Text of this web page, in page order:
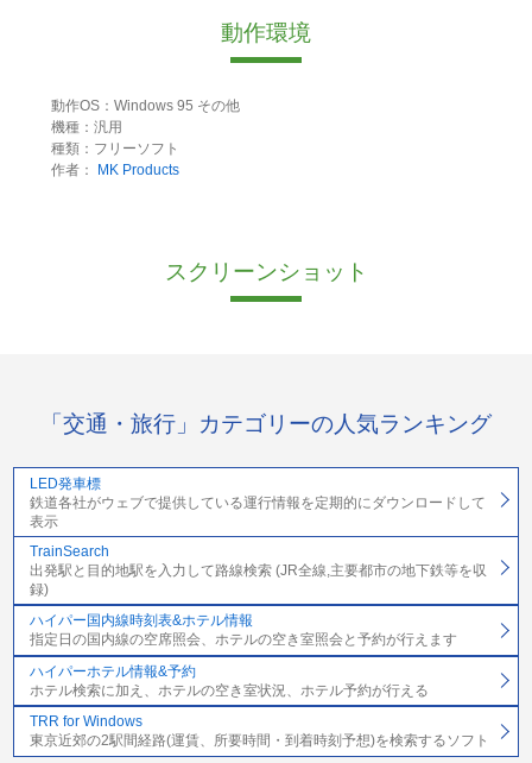
動作環境
動作OS：Windows 95 その他
機種：汎用
種類：フリーソフト
作者：
MK Products
スクリーンショット
「交通・旅行」カテゴリーの人気ランキング
LED発車標
鉄道各社がウェブで提供している運行情報を定期的にダウンロードして
表示
TrainSearch
出発駅と目的地駅を入力して路線検索 (JR全線,主要都市の地下鉄等を収
録)
ハイパー国内線時刻表&ホテル情報
指定日の国内線の空席照会、ホテルの空き室照会と予約が行えます
ハイパーホテル情報&予約
ホテル検索に加え、ホテルの空き室状況、ホテル予約が行える
TRR for Windows
東京近郊の2駅間経路(運賃、所要時間・到着時刻予想)を検索するソフト